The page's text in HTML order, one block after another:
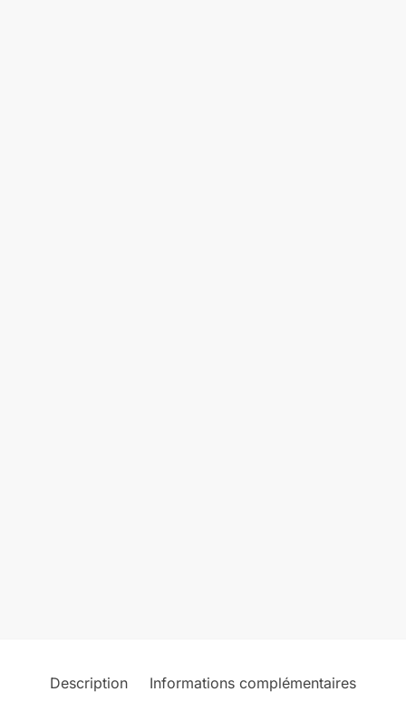
Description Informations complémentaires